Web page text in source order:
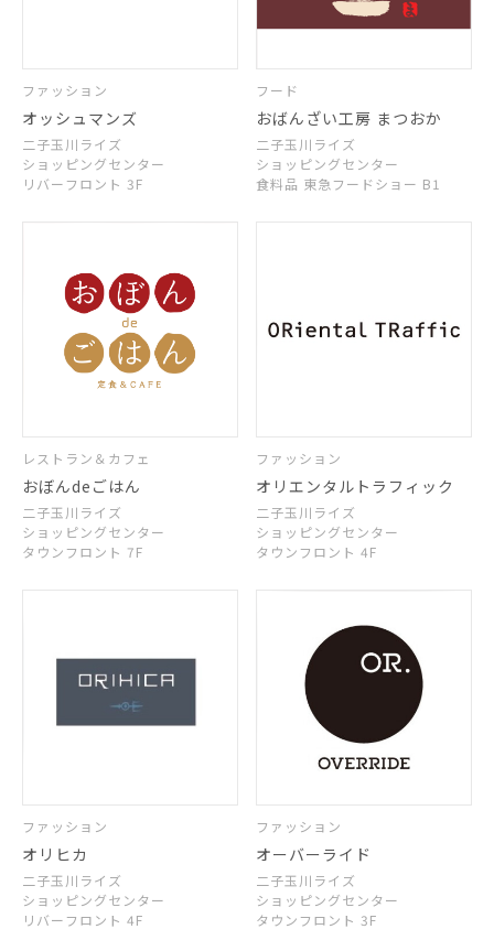
ファッション
オッシュマンズ
二子玉川ライズ
ショッピングセンター
リバーフロント 3F
フード
おばんざい工房 まつおか
二子玉川ライズ
ショッピングセンター
食料品 東急フードショー B1
レストラン＆カフェ
おぼんdeごはん
二子玉川ライズ
ショッピングセンター
タウンフロント 7F
ファッション
オリエンタルトラフィック
二子玉川ライズ
ショッピングセンター
タウンフロント 4F
ファッション
オリヒカ
二子玉川ライズ
ショッピングセンター
リバーフロント 4F
ファッション
オーバーライド
二子玉川ライズ
ショッピングセンター
タウンフロント 3F